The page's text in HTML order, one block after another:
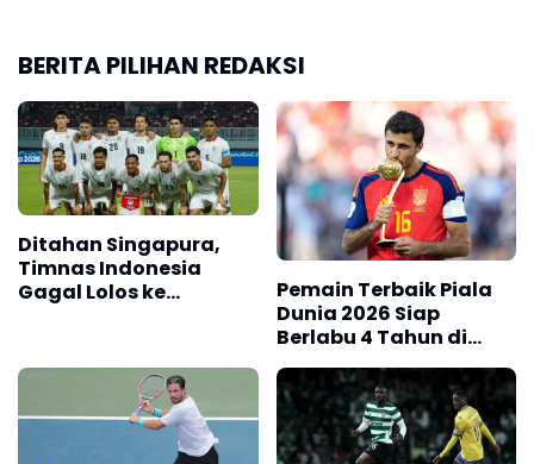
BERITA PILIHAN REDAKSI
Ditahan Singapura,
Timnas Indonesia
Gagal Lolos ke
Pemain Terbaik Piala
Dunia 2026 Siap
Berlabu 4 Tahun di
Barcelona